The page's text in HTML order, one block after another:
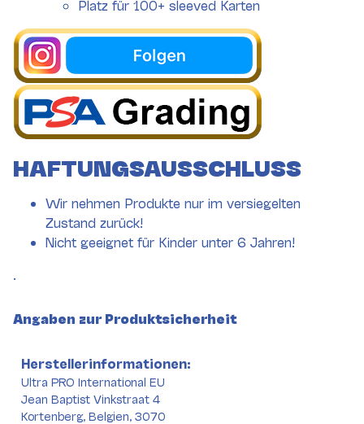
Platz für 100+ sleeved Karten
HAFTUNGSAUSSCHLUSS
Wir nehmen Produkte nur im versiegelten
Zustand zurück!
Nicht geeignet für Kinder unter 6 Jahren!
Angaben zur Produktsicherheit
Herstellerinformationen:
Ultra PRO International EU
Jean Baptist Vinkstraat 4
Kortenberg, Belgien, 3070